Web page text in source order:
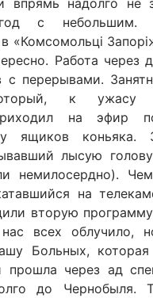
с небольшим.
в «Комсомольці
Работа через
с перерывами.
к ужасу
на эфир
ящиков коньяка.
лысую
немилосердно).
на
вторую
всех облучило,
Больных,
прошла через ад
до Чернобыля.